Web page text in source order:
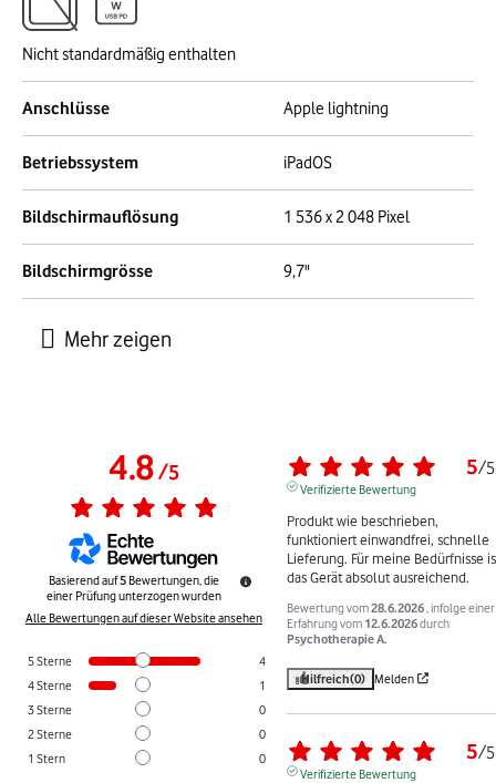
Nicht standardmäßig enthalten
Anschlüsse Apple lightning
Betriebssystem iPadOS
Bildschirmauflösung 1 536 x 2 048 Pixel
Bildschirmgrösse 9,7"
4.8/5
Basierend auf5 Bewertungen, die
einer Prüfung unterzogen wurden
Alle Bewertungen auf dieser Website ansehen
5Sterne
4
4Sterne
1
3Sterne
0
2Sterne
0
1 Stern 0
5/5
Verifizierte Bewertung
Produkt wie beschrieben,
funktioniert einwandfrei, schnelle
Lieferung. Für meine Bedürfnisse
das Gerät absolut ausreichend.
Bewertung vom28.6.2026 , infolge einer
Erfahrung vom 12.6.2026durch
Psychotherapie A.
Hilfreich(0) Melden
5/5
Verifizierte Bewertung